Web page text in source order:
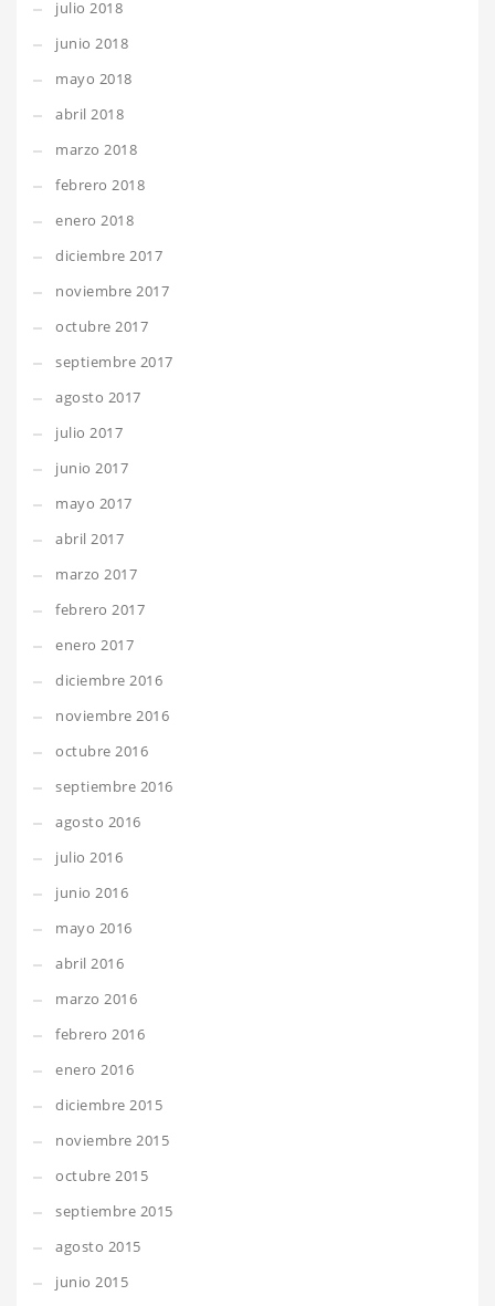
julio 2018
junio 2018
mayo 2018
abril 2018
marzo 2018
febrero 2018
enero 2018
diciembre 2017
noviembre 2017
octubre 2017
septiembre 2017
agosto 2017
julio 2017
junio 2017
mayo 2017
abril 2017
marzo 2017
febrero 2017
enero 2017
diciembre 2016
noviembre 2016
octubre 2016
septiembre 2016
agosto 2016
julio 2016
junio 2016
mayo 2016
abril 2016
marzo 2016
febrero 2016
enero 2016
diciembre 2015
noviembre 2015
octubre 2015
septiembre 2015
agosto 2015
junio 2015